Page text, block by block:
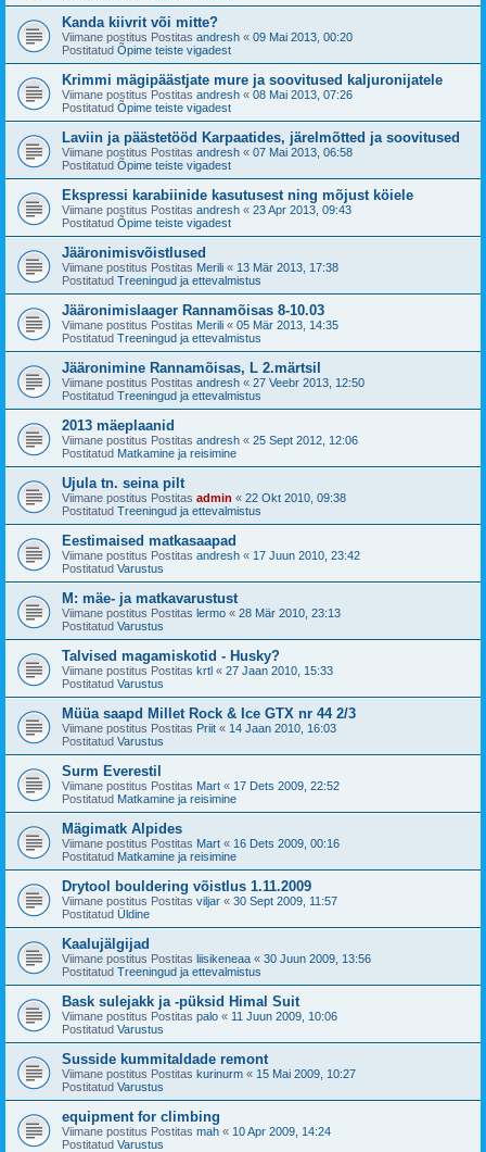
Kanda kiivrit või mitte?
Viimane postitus Postitas andresh « 09 Mai 2013, 00:20
Postitatud Õpime teiste vigadest
Krimmi mägipäästjate mure ja soovitused kaljuronijatele
Viimane postitus Postitas andresh « 08 Mai 2013, 07:26
Postitatud Õpime teiste vigadest
Laviin ja päästetööd Karpaatides, järelmõtted ja soovitused
Viimane postitus Postitas andresh « 07 Mai 2013, 06:58
Postitatud Õpime teiste vigadest
Ekspressi karabiinide kasutusest ning mõjust köiele
Viimane postitus Postitas andresh « 23 Apr 2013, 09:43
Postitatud Õpime teiste vigadest
Jääronimisvõistlused
Viimane postitus Postitas Merili « 13 Mär 2013, 17:38
Postitatud Treeningud ja ettevalmistus
Jääronimislaager Rannamõisas 8-10.03
Viimane postitus Postitas Merili « 05 Mär 2013, 14:35
Postitatud Treeningud ja ettevalmistus
Jääronimine Rannamõisas, L 2.märtsil
Viimane postitus Postitas andresh « 27 Veebr 2013, 12:50
Postitatud Treeningud ja ettevalmistus
2013 mäeplaanid
Viimane postitus Postitas andresh « 25 Sept 2012, 12:06
Postitatud Matkamine ja reisimine
Ujula tn. seina pilt
Viimane postitus Postitas admin « 22 Okt 2010, 09:38
Postitatud Treeningud ja ettevalmistus
Eestimaised matkasaapad
Viimane postitus Postitas andresh « 17 Juun 2010, 23:42
Postitatud Varustus
M: mäe- ja matkavarustust
Viimane postitus Postitas lermo « 28 Mär 2010, 23:13
Postitatud Varustus
Talvised magamiskotid - Husky?
Viimane postitus Postitas krtl « 27 Jaan 2010, 15:33
Postitatud Varustus
Müüa saapd Millet Rock & Ice GTX nr 44 2/3
Viimane postitus Postitas Priit « 14 Jaan 2010, 16:03
Postitatud Varustus
Surm Everestil
Viimane postitus Postitas Mart « 17 Dets 2009, 22:52
Postitatud Matkamine ja reisimine
Mägimatk Alpides
Viimane postitus Postitas Mart « 16 Dets 2009, 00:16
Postitatud Matkamine ja reisimine
Drytool bouldering võistlus 1.11.2009
Viimane postitus Postitas viljar « 30 Sept 2009, 11:57
Postitatud Üldine
Kaalujälgijad
Viimane postitus Postitas liisikeneaa « 30 Juun 2009, 13:56
Postitatud Treeningud ja ettevalmistus
Bask sulejakk ja -püksid Himal Suit
Viimane postitus Postitas palo « 11 Juun 2009, 10:06
Postitatud Varustus
Susside kummitaldade remont
Viimane postitus Postitas kurinurm « 15 Mai 2009, 10:27
Postitatud Varustus
equipment for climbing
Viimane postitus Postitas mah « 10 Apr 2009, 14:24
Postitatud Varustus